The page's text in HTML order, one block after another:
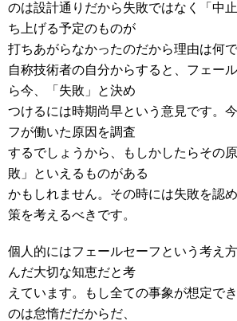
のは設計通りだから失敗ではなく「中
ち上げる予定のものが
打ちあがらなかったのだから理由は何
自称技術者の自分からすると、フェー
ら今、「失敗」と決め
つけるには時期尚早という意見です。
フが働いた原因を調査
するでしょうから、もしかしたらその
敗」といえるものがある
かもしれません。その時には失敗を認
策を考えるべきです。
個人的にはフェールセーフという考え
んだ大切な知恵だと考
えています。もし全ての事象が想定で
のは怠惰だだからだ、